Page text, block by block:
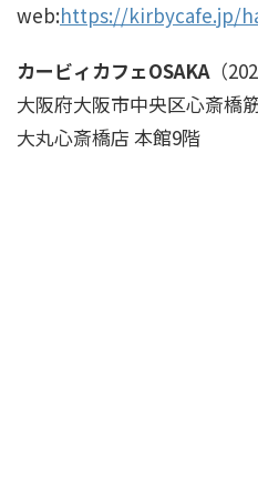
web:https://kirbycafe.jp/
カービィカフェOSAKA（
大阪府大阪市中央区心斎橋
大丸心斎橋店 本館9階